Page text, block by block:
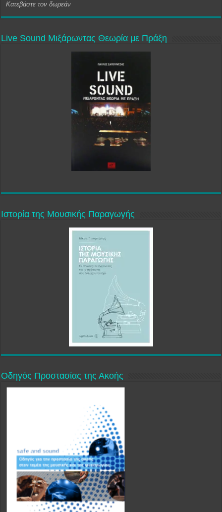
Κατεβάστε τον δωρεάν
Live Sound Μιξάρωντας Θεωρία με Πράξη
Ιστορία της Μουσικής Παραγωγής
Οδηγός Προστασίας της Ακοής